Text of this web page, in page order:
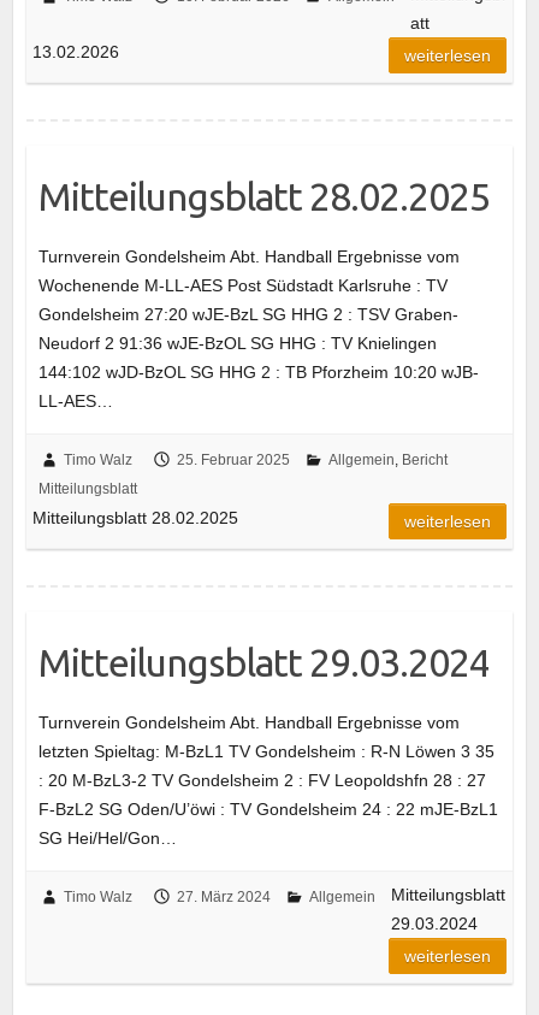
att
13.02.2026
weiterlesen
Mitteilungsblatt 28.02.2025
Turnverein Gondelsheim Abt. Handball Ergebnisse vom
Wochenende M-LL-AES Post Südstadt Karlsruhe : TV
Gondelsheim 27:20 wJE-BzL SG HHG 2 : TSV Graben-
Neudorf 2 91:36 wJE-BzOL SG HHG : TV Knielingen
144:102 wJD-BzOL SG HHG 2 : TB Pforzheim 10:20 wJB-
LL-AES…
Timo Walz 25. Februar 2025 Allgemein, Bericht
Mitteilungsblatt
Mitteilungsblatt 28.02.2025 weiterlesen
Mitteilungsblatt 29.03.2024
Turnverein Gondelsheim Abt. Handball Ergebnisse vom
letzten Spieltag: M-BzL1 TV Gondelsheim : R-N Löwen 3 35
: 20 M-BzL3-2 TV Gondelsheim 2 : FV Leopoldshfn 28 : 27
F-BzL2 SG Oden/U’öwi : TV Gondelsheim 24 : 22 mJE-BzL1
SG Hei/Hel/Gon…
Timo Walz 27. März 2024 Allgemein
Mitteilungsblatt
29.03.2024
weiterlesen